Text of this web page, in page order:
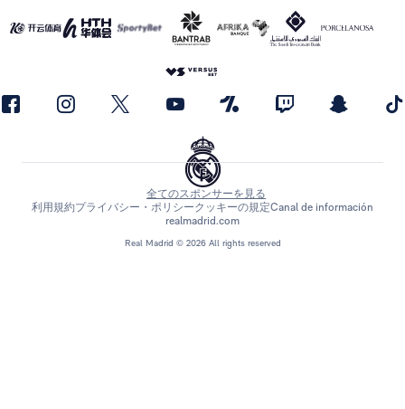
Real Madrid © 2026 All rights reserved
全てのスポンサーを見る
利用規約プライバシー・ポリシークッキーの規定Canal de información
realmadrid.com